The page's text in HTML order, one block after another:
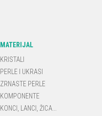
MATERIJAL
KRISTALI
PERLE I UKRASI
ZRNASTE PERLE
KOMPONENTE
KONCI, LANCI, ŽICA...